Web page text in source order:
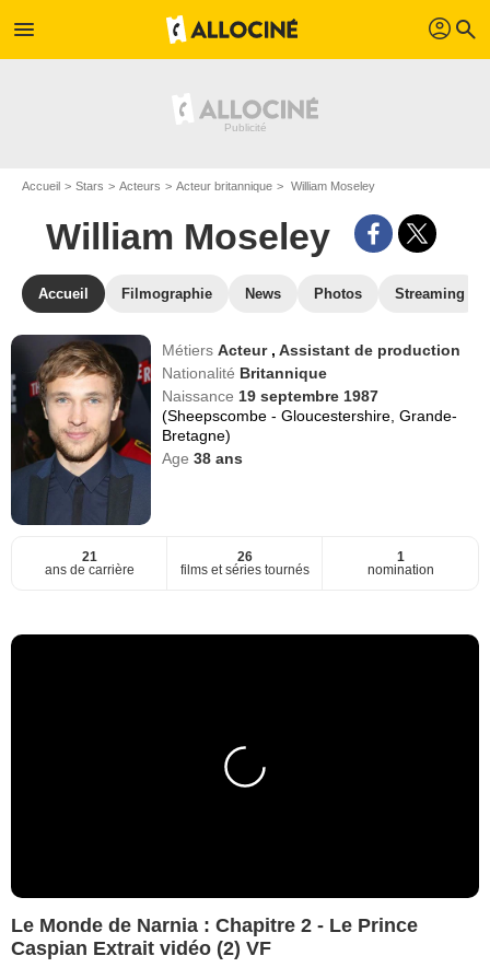
menu profil search
Accueil Stars Acteurs Acteur britannique William Moseley
William Moseley
Accueil Filmographie News Photos Streaming
MétiersActeur ,Assistant de production
Nationalité Britannique
Naissance 19 septembre 1987
(Sheepscombe - Gloucestershire, Grande-
Bretagne)
Age38 ans
21
ans de carrière
26
films et séries tournés
1
nomination
Le Monde de Narnia : Chapitre 2 - Le Prince
Caspian Extrait vidéo (2) VF